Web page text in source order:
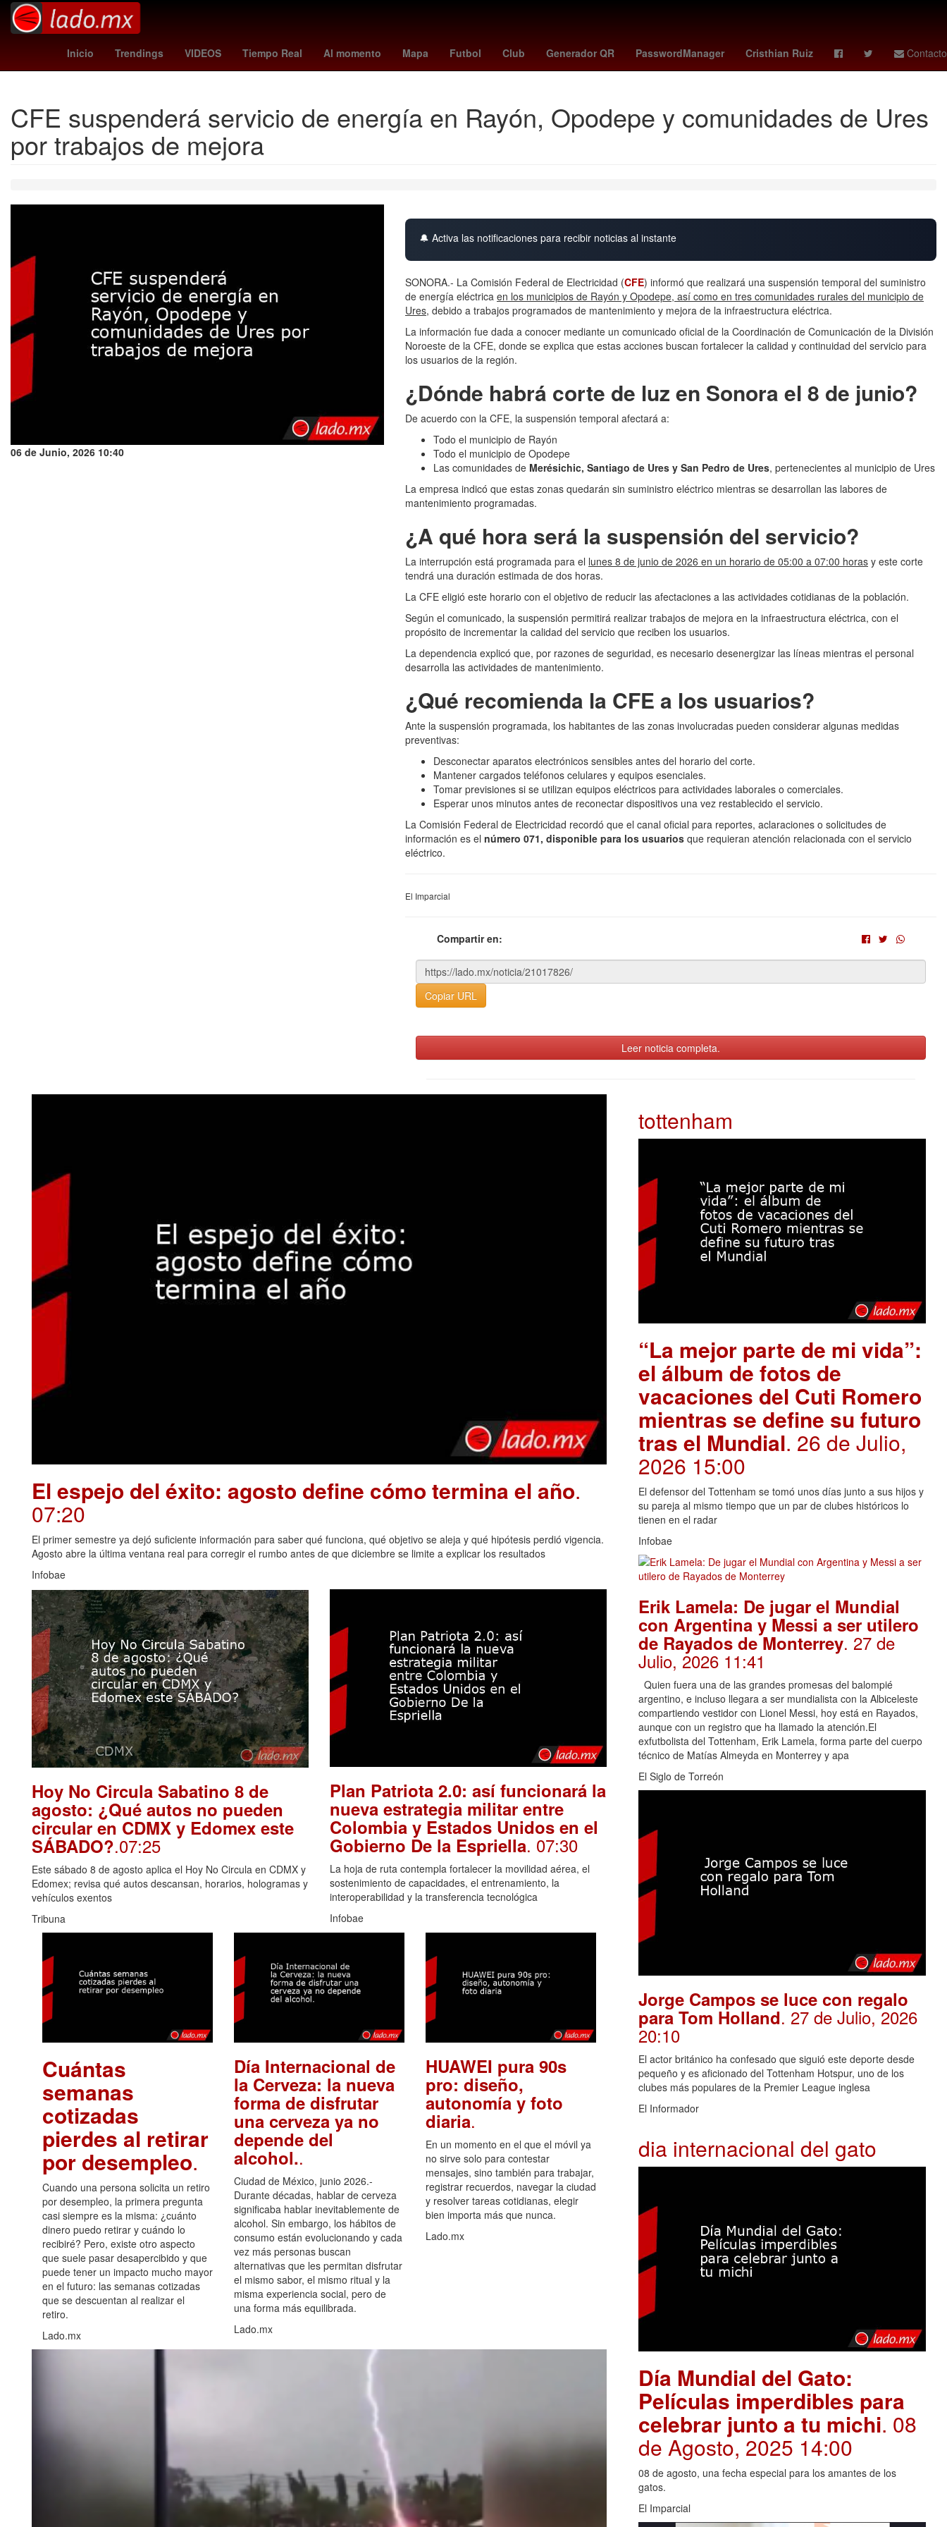
Inicio Trendings VIDEOS Tiempo Real Al momento Mapa Futbol Club Generador QR PasswordManager Cristhian Ruiz Contacto
artificial intelligence Ezra Miller Aguascalientes 27 de marzo Incendio Gobierno 2024 Argentina Rosario kenedy
CFE suspenderá servicio de energía en Rayón, Opodepe y comunidades de Ures
por trabajos de mejora
06 de Junio, 2026 10:40
🔔 Activa las notificaciones para recibir noticias al instante
SONORA.- La Comisión Federal de Electricidad (CFE) informó que realizará una suspensión temporal del suministro
de energía eléctrica en los municipios de Rayón y Opodepe, así como en tres comunidades rurales del municipio de
Ures, debido a trabajos programados de mantenimiento y mejora de la infraestructura eléctrica.
La información fue dada a conocer mediante un comunicado oficial de la Coordinación de Comunicación de la División
Noroeste de la CFE, donde se explica que estas acciones buscan fortalecer la calidad y continuidad del servicio para
los usuarios de la región.
¿Dónde habrá corte de luz en Sonora el 8 de junio?
De acuerdo con la CFE, la suspensión temporal afectará a:
Todo el municipio de Rayón
Todo el municipio de Opodepe
Las comunidades de Merésichic, Santiago de Ures y San Pedro de Ures, pertenecientes al municipio de Ures
La empresa indicó que estas zonas quedarán sin suministro eléctrico mientras se desarrollan las labores de
mantenimiento programadas.
¿A qué hora será la suspensión del servicio?
La interrupción está programada para el lunes 8 de junio de 2026 en un horario de 05:00 a 07:00 horas y este corte
tendrá una duración estimada de dos horas.
La CFE eligió este horario con el objetivo de reducir las afectaciones a las actividades cotidianas de la población.
Según el comunicado, la suspensión permitirá realizar trabajos de mejora en la infraestructura eléctrica, con el
propósito de incrementar la calidad del servicio que reciben los usuarios.
La dependencia explicó que, por razones de seguridad, es necesario desenergizar las líneas mientras el personal
desarrolla las actividades de mantenimiento.
¿Qué recomienda la CFE a los usuarios?
Ante la suspensión programada, los habitantes de las zonas involucradas pueden considerar algunas medidas
preventivas:
Desconectar aparatos electrónicos sensibles antes del horario del corte.
Mantener cargados teléfonos celulares y equipos esenciales.
Tomar previsiones si se utilizan equipos eléctricos para actividades laborales o comerciales.
Esperar unos minutos antes de reconectar dispositivos una vez restablecido el servicio.
La Comisión Federal de Electricidad recordó que el canal oficial para reportes, aclaraciones o solicitudes de
información es el número 071, disponible para los usuarios que requieran atención relacionada con el servicio
eléctrico.
El Imparcial
Compartir en:
Copiar URL
Leer noticia completa.
El espejo del éxito: agosto define cómo termina el año.
07:20
El primer semestre ya dejó suficiente información para saber qué funciona, qué objetivo se aleja y qué hipótesis perdió vigencia.
Agosto abre la última ventana real para corregir el rumbo antes de que diciembre se limite a explicar los resultados
Infobae
Hoy No Circula Sabatino 8 de
agosto: ¿Qué autos no pueden
circular en CDMX y Edomex este
SÁBADO?.07:25
Este sábado 8 de agosto aplica el Hoy No Circula en CDMX y
Edomex; revisa qué autos descansan, horarios, hologramas y
vehículos exentos
Tribuna
Plan Patriota 2.0: así funcionará la
nueva estrategia militar entre
Colombia y Estados Unidos en el
Gobierno De la Espriella. 07:30
La hoja de ruta contempla fortalecer la movilidad aérea, el
sostenimiento de capacidades, el entrenamiento, la
interoperabilidad y la transferencia tecnológica
Infobae
Cuántas
semanas
cotizadas
pierdes al retirar
por desempleo.
Cuando una persona solicita un retiro
por desempleo, la primera pregunta
casi siempre es la misma: ¿cuánto
dinero puedo retirar y cuándo lo
recibiré? Pero, existe otro aspecto
que suele pasar desapercibido y que
puede tener un impacto mucho mayor
en el futuro: las semanas cotizadas
que se descuentan al realizar el
retiro.
Lado.mx
Día Internacional de
la Cerveza: la nueva
forma de disfrutar
una cerveza ya no
depende del
alcohol..
Ciudad de México, junio 2026.-
Durante décadas, hablar de cerveza
significaba hablar inevitablemente de
alcohol. Sin embargo, los hábitos de
consumo están evolucionando y cada
vez más personas buscan
alternativas que les permitan disfrutar
el mismo sabor, el mismo ritual y la
misma experiencia social, pero de
una forma más equilibrada.
Lado.mx
HUAWEI pura 90s
pro: diseño,
autonomía y foto
diaria.
En un momento en el que el móvil ya
no sirve solo para contestar
mensajes, sino también para trabajar,
registrar recuerdos, navegar la ciudad
y resolver tareas cotidianas, elegir
bien importa más que nunca.
Lado.mx
tottenham
“La mejor parte de mi vida”:
el álbum de fotos de
vacaciones del Cuti Romero
mientras se define su futuro
tras el Mundial. 26 de Julio,
2026 15:00
El defensor del Tottenham se tomó unos días junto a sus hijos y
su pareja al mismo tiempo que un par de clubes históricos lo
tienen en el radar
Infobae
Erik Lamela: De jugar el Mundial
con Argentina y Messi a ser utilero
de Rayados de Monterrey. 27 de
Julio, 2026 11:41
Quien fuera una de las grandes promesas del balompié
argentino, e incluso llegara a ser mundialista con la Albiceleste
compartiendo vestidor con Lionel Messi, hoy está en Rayados,
aunque con un registro que ha llamado la atención.El
exfutbolista del Tottenham, Erik Lamela, forma parte del cuerpo
técnico de Matías Almeyda en Monterrey y apa
El Siglo de Torreón
Jorge Campos se luce con regalo
para Tom Holland. 27 de Julio, 2026
20:10
El actor británico ha confesado que siguió este deporte desde
pequeño y es aficionado del Tottenham Hotspur, uno de los
clubes más populares de la Premier League inglesa
El Informador
dia internacional del gato
Día Mundial del Gato:
Películas imperdibles para
celebrar junto a tu michi. 08
de Agosto, 2025 14:00
08 de agosto, una fecha especial para los amantes de los
gatos.
El Imparcial